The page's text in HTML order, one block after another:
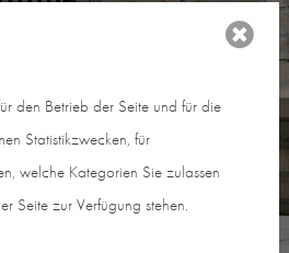
den Betrieb der Seite und für die
Statistikzwecken, für
welche Kategorien Sie zulassen
Seite zur Verfügung stehen.